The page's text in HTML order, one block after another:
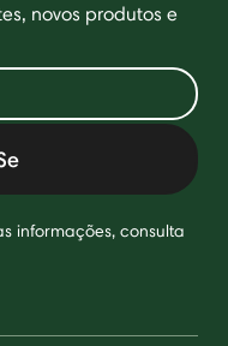
novos produtos e
informações, consulta